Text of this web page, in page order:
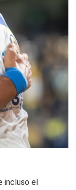
incluso el